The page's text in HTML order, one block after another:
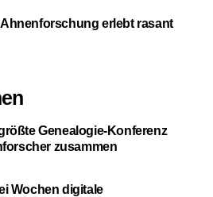
erlebt rasant
Genealogie-Konferenz
zusammen
Wochen digitale